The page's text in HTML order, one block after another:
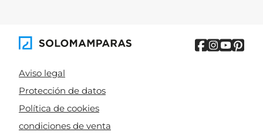
Aviso legal
Protección de datos
Política de cookies
condiciones de venta